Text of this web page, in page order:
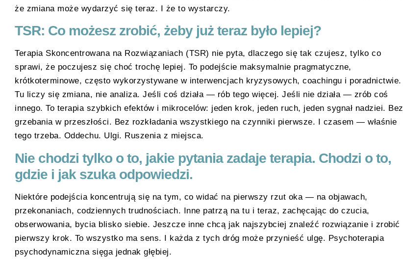
że zmiana może wydarzyć się teraz. I że to wystarczy.
TSR: Co możesz zrobić, żeby już teraz było lepiej?
Terapia Skoncentrowana na Rozwiązaniach (TSR) nie pyta, dlaczego się tak czujesz, tylko co
sprawi, że poczujesz się choć trochę lepiej. To podejście maksymalnie pragmatyczne,
krótkoterminowe, często wykorzystywane w interwencjach kryzysowych, coachingu i poradnictwie.
Tu liczy się zmiana, nie analiza. Jeśli coś działa — rób tego więcej. Jeśli nie działa — zrób coś
innego. To terapia szybkich efektów i mikrocelów: jeden krok, jeden ruch, jeden sygnał nadziei. Bez
grzebania w przeszłości. Bez rozkładania wszystkiego na czynniki pierwsze. I czasem — właśnie
tego trzeba. Oddechu. Ulgi. Ruszenia z miejsca.
Nie chodzi tylko o to, jakie pytania zadaje terapia. Chodzi o to,
gdzie i jak szuka odpowiedzi.
Niektóre podejścia koncentrują się na tym, co widać na pierwszy rzut oka — na objawach,
przekonaniach, codziennych trudnościach. Inne patrzą na tu i teraz, zachęcając do czucia,
obserwowania, bycia blisko siebie. Jeszcze inne chcą jak najszybciej znaleźć rozwiązanie i zrobić
pierwszy krok. To wszystko ma sens. I każda z tych dróg może przynieść ulgę. Psychoterapia
psychodynamiczna sięga jednak głębiej.